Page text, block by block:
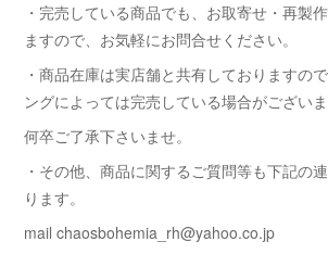
・完売している商品でも、お取寄せ・再製
ますので、お気軽にお問合せください。
・商品在庫は実店舗と共有しておりますの
ングによっては完売している場合がございま
何卒ご了承下さいませ。
・その他、商品に関するご質問等も下記の
ります。
mail chaosbohemia_rh@yahoo.co.jp